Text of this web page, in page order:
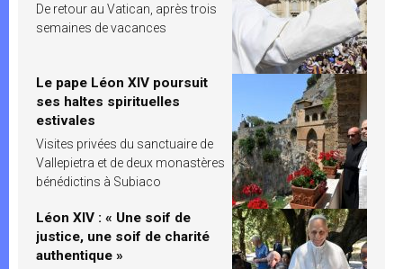
De retour au Vatican, après trois
semaines de vacances
Le pape Léon XIV poursuit
ses haltes spirituelles
estivales
Visites privées du sanctuaire de
Vallepietra et de deux monastères
bénédictins à Subiaco
Léon XIV : « Une soif de
justice, une soif de charité
authentique »